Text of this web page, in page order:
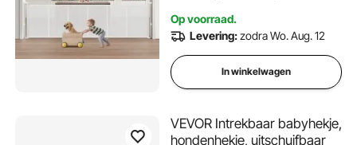
Op voorraad.
Levering:zodra Wo. Aug. 12
In winkelwagen
VEVOR Intrekbaar babyhekje,
hondenhekje, uitschuifbaar